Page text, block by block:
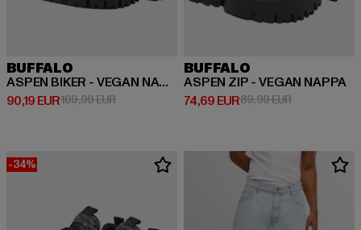
BUFFALO
ASPEN BIKER - VEGAN NAPPA
90,19 EUR
Derzeitiger Preis: 90,19 EUR
109,99 EURAktionspreis: 109,99 EUR
BUFFALO
ASPEN ZIP - VEGAN NAPPA
74,69 EUR
Derzeitiger Preis: 74,69 EUR
89,99 EURAktionspreis:
-34%